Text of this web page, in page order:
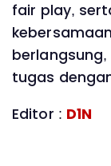
fair play,
tugas
Editor : D1N